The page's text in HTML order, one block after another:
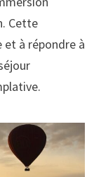
Cette
et à répondre à